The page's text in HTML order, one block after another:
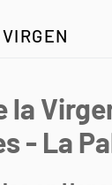
la
- La